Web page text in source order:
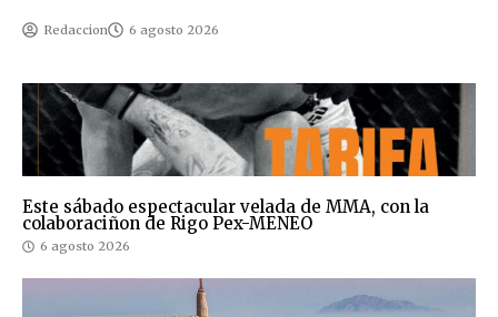
Redaccion 6 agosto 2026
Este sábado espectacular velada de MMA, con la
colaboraciñon de Rigo Pex-MENEO
6 agosto 2026